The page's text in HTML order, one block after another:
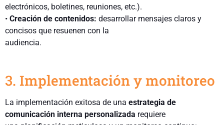
electrónicos, boletines, reuniones, etc.).
• Creación de contenidos: desarrollar mensajes claros y
concisos que resuenen con la
audiencia.
3. Implementación y monitoreo
La implementación exitosa de una estrategia de
comunicación interna personalizada requiere